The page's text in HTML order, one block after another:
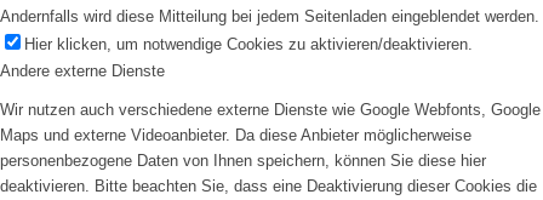
Andernfalls wird diese Mitteilung bei jedem Seitenladen eingeblendet werden.
Hier klicken, um notwendige Cookies zu aktivieren/deaktivieren.
Andere externe Dienste
Wir nutzen auch verschiedene externe Dienste wie Google Webfonts, Google
Maps und externe Videoanbieter. Da diese Anbieter möglicherweise
personenbezogene Daten von Ihnen speichern, können Sie diese hier
deaktivieren. Bitte beachten Sie, dass eine Deaktivierung dieser Cookies die